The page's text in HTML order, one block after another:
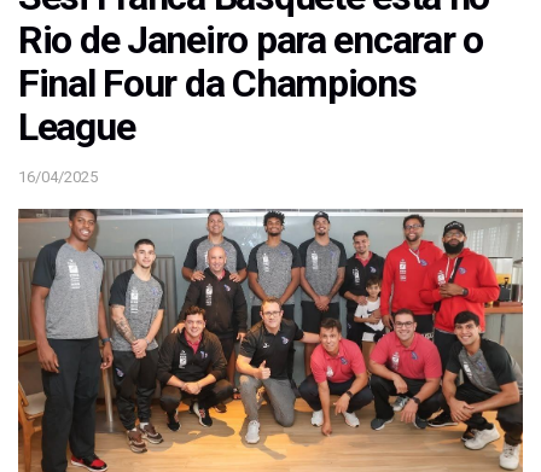
Rio de Janeiro para encarar o
Final Four da Champions
League
16/04/2025